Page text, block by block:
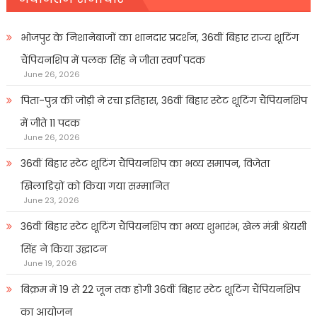
भोजपुर के निशानेबाजों का शानदार प्रदर्शन, 36वीं बिहार राज्य शूटिंग
चैंपियनशिप में पलक सिंह ने जीता स्वर्ण पदक
June 26, 2026
पिता-पुत्र की जोड़ी ने रचा इतिहास, 36वीं बिहार स्टेट शूटिंग चैंपियनशिप
में जीते 11 पदक
June 26, 2026
36वीं बिहार स्टेट शूटिंग चैंपियनशिप का भव्य समापन, विजेता
खिलाडिय़ों को किया गया सम्मानित
June 23, 2026
36वीं बिहार स्टेट शूटिंग चैंपियनशिप का भव्य शुभारंभ, खेल मंत्री श्रेयसी
सिंह ने किया उद्घाटन
June 19, 2026
बिक्रम में 19 से 22 जून तक होगी 36वीं बिहार स्टेट शूटिंग चैंपियनशिप
का आयोजन